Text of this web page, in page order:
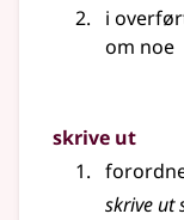
i
om noe
skrive ut
skrive ut